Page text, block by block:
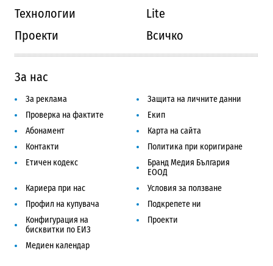
Технологии
Lite
Проекти
Всичко
За нас
За реклама
Защита на личните данни
Проверка на фактите
Екип
Абонамент
Карта на сайта
Контакти
Политика при коригиране
Етичен кодекс
Бранд Медия България
ЕООД
Кариера при нас
Условия за ползване
Профил на купувача
Подкрепете ни
Конфигурация на
бисквитки по ЕИЗ
Проекти
Медиен календар